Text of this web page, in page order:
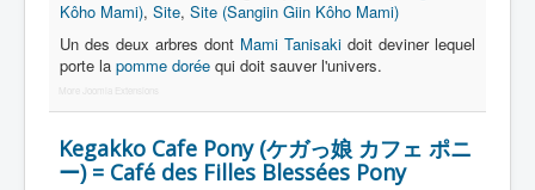
Films
COSAA
Artiste Asperger
Lexique
Kôho Mami), Site, Site (Sangiin Giin Kôho Mami)
Un des deux arbres dont Mami Tanisaki doit deviner lequel
porte la pomme dorée qui doit sauver l'univers.
More Joomla Extensions
Kegakko Cafe Pony (ケガっ娘 カフェ ポニ
ー) = Café des Filles Blessées Pony